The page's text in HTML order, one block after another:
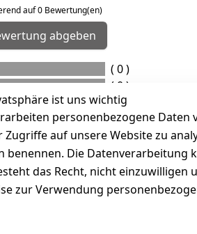
auf 0 Bewertung(en)
abgeben
( 0 )
( 0 )
( 0 )
( 0 )
( 0 )
ist uns wichtig
personenbezogene Daten
auf unsere Website zu
Die
das Recht, nicht einzuwilligen
zur Verwendung